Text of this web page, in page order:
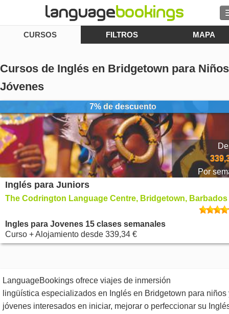
Buscar
EXPLORAR
Identifícate
Ayuda
Moneda €
CURSOS FILTROS MAPA
Cursos de Inglés en Bridgetown para
Jóvenes
7% de descuento
Por
Inglés para Juniors
The Codrington Language Centre, Bridgetown, Barbados
Ingles para Jovenes 15 clases semanales
Curso + Alojamiento desde 339,34 €
LanguageBookings ofrece viajes de inmersión
lingüística especializados en Inglés en Bridgetown para niños
jóvenes interesados ​​en iniciar, mejorar o perfeccionar su